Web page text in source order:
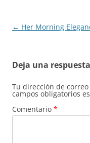
Navegación
← Her Morning
Deja una respuesta
Tu dirección de
campos obligatorios
Comentario *